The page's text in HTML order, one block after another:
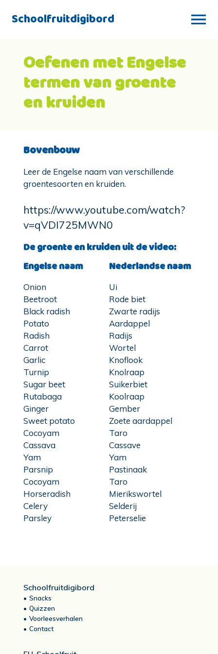
Schoolfruitdigibord
Oefenen met Engelse
termen van groente
en kruiden
Bovenbouw
Leer de Engelse naam van verschillende
groentesoorten en kruiden.
https://www.youtube.com/watch?
v=qVDI725MWN0
De groente en kruiden uit de video:
Engelse naam
Onion
Beetroot
Black radish
Potato
Radish
Carrot
Garlic
Turnip
Sugar beet
Rutabaga
Ginger
Sweet potato
Cocoyam
Cassava
Yam
Parsnip
Cocoyam
Horseradish
Celery
Parsley
Nederlandse naam
Ui
Rode biet
Zwarte radijs
Aardappel
Radijs
Wortel
Knoflook
Knolraap
Suikerbiet
Koolraap
Gember
Zoete aardappel
Taro
Cassave
Yam
Pastinaak
Taro
Mierikswortel
Selderij
Peterselie
Schoolfruitdigibord
Snacks
Quizzen
Voorleesverhalen
Contact